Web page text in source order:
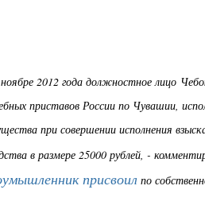
2012 года должностное лицо
приставов России по Чувашии,
при совершении исполнения
в размере 25000 рублей, -
присвоил по